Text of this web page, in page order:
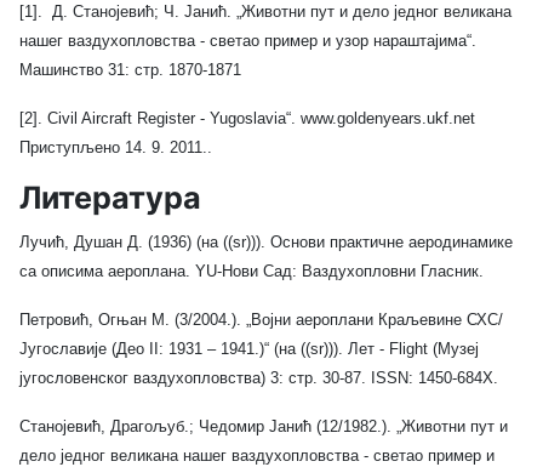
[1]. Д. Станојевић; Ч. Јанић. „Животни пут и дело једног великана
нашег ваздухопловства - светао пример и узор нараштајима“.
Машинство 31: стр. 1870-1871
[2]. Civil Aircraft Register - Yugoslavia“. www.goldenyears.ukf.net
Приступљено 14. 9. 2011..
Литература
Лучић, Душан Д. (1936) (на ((sr))). Основи практичне аеродинамике
са описима аероплана. YU-Нови Сад: Ваздухопловни Гласник.
Петровић, Огњан М. (3/2004.). „Војни аероплани Краљевине СХС/
Југославије (Део II: 1931 – 1941.)“ (на ((sr))). Лет - Flight (Музеј
југословенског ваздухопловства) 3: стр. 30-87. ISSN: 1450-684X.
Станојевић, Драгољуб.; Чедомир Јанић (12/1982.). „Животни пут и
дело једног великана нашег ваздухопловства - светао пример и